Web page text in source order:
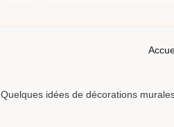
Quelques idées de décorations